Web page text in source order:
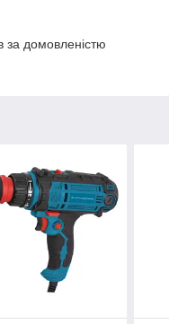
за домовленістю